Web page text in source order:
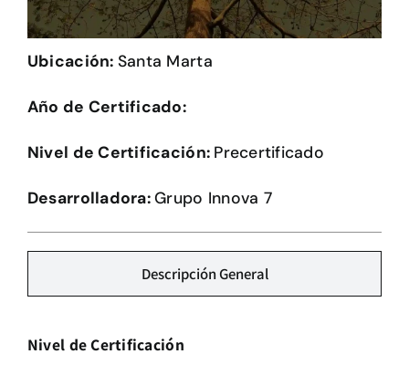
Herramientas
Credenciales
Ubicación: Santa Marta
Año de Certificado:
Nivel de Certificación: Precertificado
Desarrolladora:Grupo Innova 7
Descripción General
Nivel de Certificación